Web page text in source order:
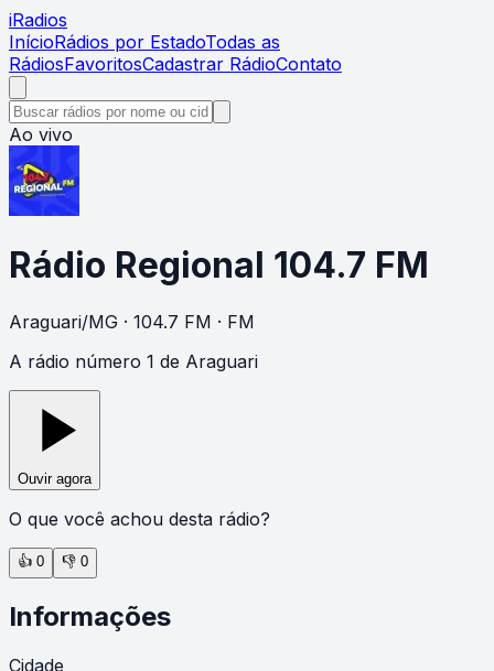
iRadios
InícioRádios por EstadoTodas as
RádiosFavoritosCadastrar RádioContato
Ao vivo
Rádio Regional 104.7 FM
Araguari/MG · 104.7 FM · FM
A rádio número 1 de Araguari
Ouvir agora
O que você achou desta rádio?
👍 0 👎 0
Informações
Cidade